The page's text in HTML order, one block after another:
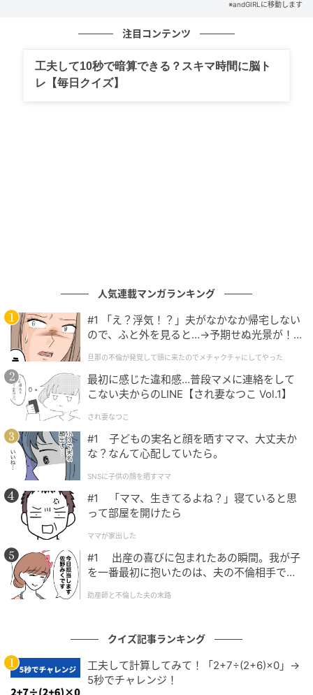
※andGIRLに移動します
注目コンテンツ
工夫して10秒で暗算できる？スキマ時間に脳ト
レ【毎日クイズ】
人気連載マンガランキング
#1 「え？浮気！？」夫がなかなか帰宅しない
ので、ふと外を見ると…→予期せぬ光景が！
クチャにしてやった
旦那の不倫が発覚して頭に来たのでメチャクチャにしてやった
最初に感じた違和感…普段マメに連絡をして
こない夫からのLINE【され妻なつこ Vol.1】
され妻なつこ
#1 子どもの実名と顔を晒すママ、大丈夫か
な？なんて心配していたら。
SNSに子供の顔を晒すママ
#1 「ママ、生きてるよね？」寝ていると思
って部屋を開けたら
ママが家出した
#1 出産の喜びに包まれたあの瞬間。我が子
を一番最初に抱いたのは、夫の不倫相手でし
助産師と不倫した夫の末路
クイズ記事ランキング
工夫して計算してみて！「2+7÷(2+6)×0」→
5秒でチャレンジ！